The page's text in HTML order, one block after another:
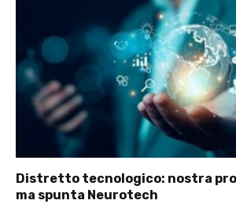
Distretto tecnologico: nostra
ma spunta Neurotech